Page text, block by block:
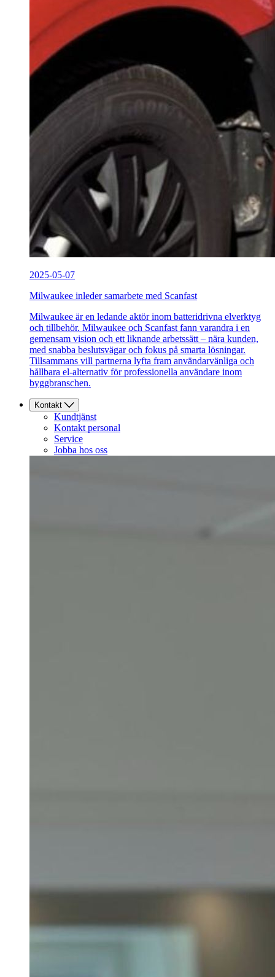
2025-05-07
Milwaukee inleder samarbete med Scanfast
Milwaukee är en ledande aktör inom batteridrivna elverktyg
och tillbehör. Milwaukee och Scanfast fann varandra i en
gemensam vision och ett liknande arbetssätt – nära kunden,
med snabba beslutsvägar och fokus på smarta lösningar.
Tillsammans vill partnerna lyfta fram användarvänliga och
hållbara el-alternativ för professionella användare inom
byggbranschen.
Kontakt
Kundtjänst
Kontakt personal
Service
Jobba hos oss